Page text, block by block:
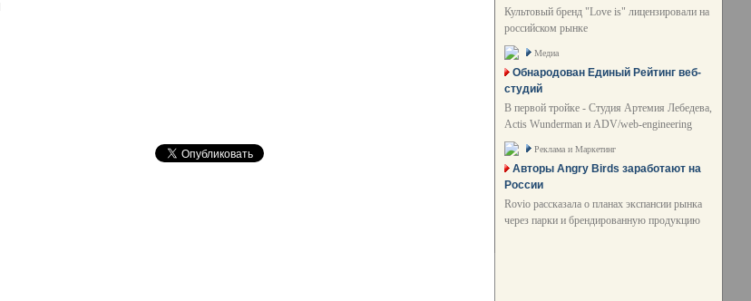
Культовый бренд "Love is" лицензировали на
российском рынке
Медиа
Обнародован Единый Рейтинг веб-
студий
В первой тройке - Студия Артемия Лебедева,
Actis Wunderman и ADV/web-engineering
Реклама и Маркетинг
Авторы Angry Birds заработают на
России
Rovio рассказала о планах экспансии рынка
через парки и брендированную продукцию